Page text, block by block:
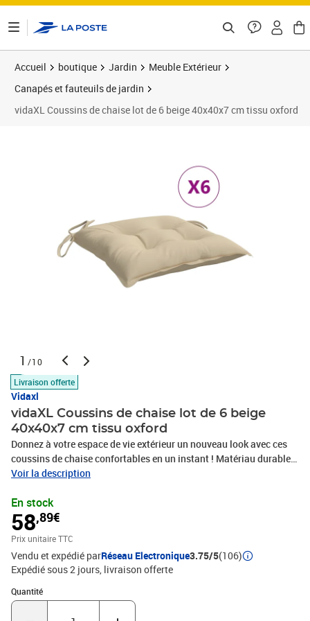
Accueil boutique Jardin
Meuble Extérieur
Canapés et fauteuils de jardin
vidaXL Coussins de chaise lot de 6 beige 40x40x7 cm tissu oxford
1 /10
Livraison offerte
Vidaxl
vidaXL Coussins de chaise lot de 6 beige
40x40x7 cm tissu oxford
Donnez à votre espace de vie extérieur un nouveau look avec ces
coussins de chaise confortables en un instant ! Matériau durable :
le tissu Oxford est léger, résistant à l'eau, ainsi qu'aux dommages
respirant. Il est également naturellement résistant aux
plis.Rembourrage doux : le coussin d'extérieur est garni de fibre
creuse PP pour un confort d'assise ultra-doux et optimal. Le
coussin de chaise retrouve sa forme d'origine après chaque
utilisation.Large application : le coussin est non seulement
adapté pour une utilisation en extérieur comme les meubles de
jardin et de terrasse, mais peut également être utilisé à l'intérieur
comme coussin de chaise familiale et coussin de chaise de
Voir la description
En stock
58,89€
Prix unitaire TTC
Vendu et expédié parRéseau Electronique3.75/5(106)
Expédié sous 2 jours livraison offerte
Quantité
Quantité : 1